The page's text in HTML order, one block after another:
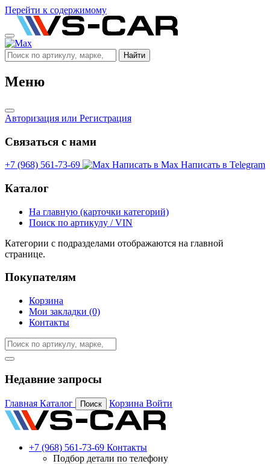
Перейти к содержимому
Найти
Меню
Авторизация или Регистрация
Связаться с нами
+7 (968) 561-73-69 Написать в Max Написать в Telegram
Каталог
На главную (карточки категорий)
Поиск по артикулу / VIN
Категории с подразделами отображаются на главной
странице.
Покупателям
Корзина
Мои закладки (0)
Контакты
Недавние запросы
Главная Каталог Поиск Корзина Войти
+7 (968) 561-73-69 Контакты
Подбор детали по телефону